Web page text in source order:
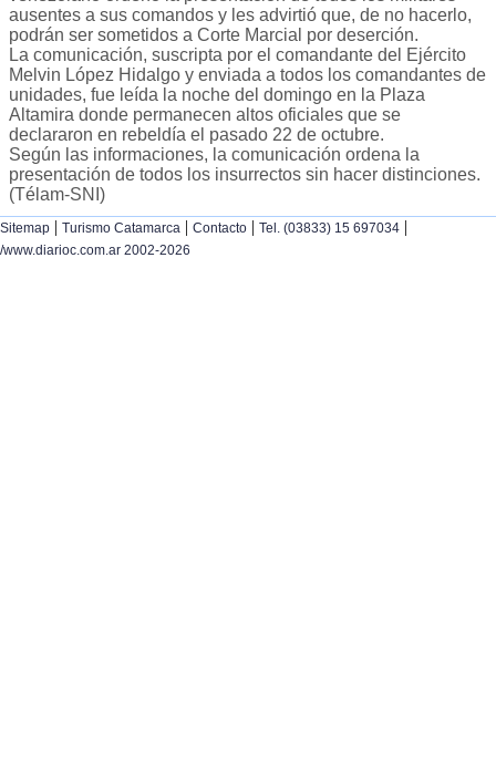
ausentes a sus comandos y les advirtió que, de no hacerlo,
podrán ser sometidos a Corte Marcial por deserción.
La comunicación, suscripta por el comandante del Ejército
Melvin López Hidalgo y enviada a todos los comandantes de
unidades, fue leída la noche del domingo en la Plaza
Altamira donde permanecen altos oficiales que se
declararon en rebeldía el pasado 22 de octubre.
Según las informaciones, la comunicación ordena la
presentación de todos los insurrectos sin hacer distinciones.
(Télam-SNI)
Sitemap | Turismo Catamarca | Contacto | Tel. (03833) 15 697034 |
/www.diarioc.com.ar 2002-2026